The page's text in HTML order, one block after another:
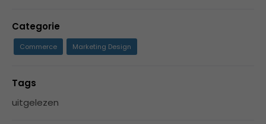
Categorie
Commerce Marketing Design
Tags
uitgelezen